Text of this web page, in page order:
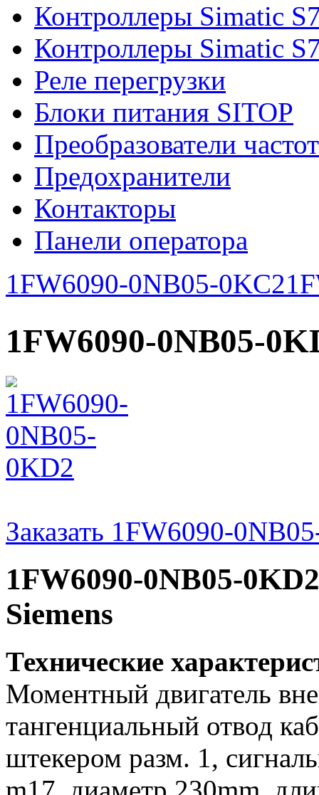
Контроллеры Simatic
Контроллеры Simatic
Реле перегрузки
Блоки питания SITOP
Преобразователи
Предохранители
Контакторы
Панели оператора
1FW6090-0NB05-0KC2
1FW6090-0NB05-
Заказать 1FW6090-
1FW6090-0NB05-
Siemens
Технические
Моментный двигатель
тангенциальный отвод
штекером разм. 1,